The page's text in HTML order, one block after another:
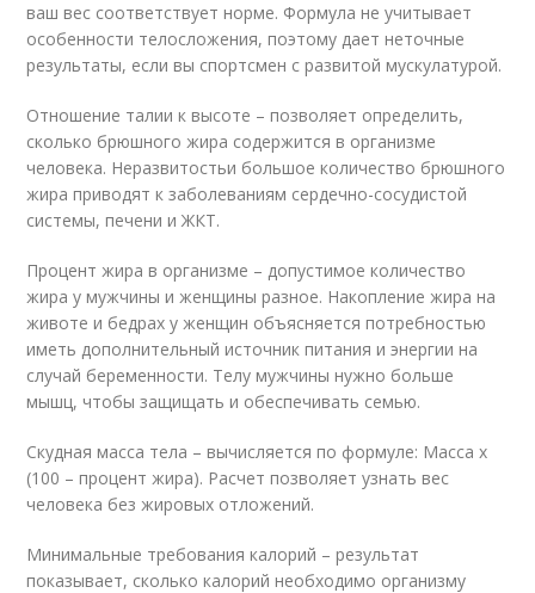
ваш вес соответствует норме. Формула не учитывает
особенности телосложения, поэтому дает неточные
результаты, если вы спортсмен с развитой мускулатурой.
Отношение талии к высоте – позволяет определить,
сколько брюшного жира содержится в организме
человека. Неразвитостьи большое количество брюшного
жира приводят к заболеваниям сердечно-сосудистой
системы, печени и ЖКТ.
Процент жира в организме – допустимое количество
жира у мужчины и женщины разное. Накопление жира на
животе и бедрах у женщин объясняется потребностью
иметь дополнительный источник питания и энергии на
случай беременности. Телу мужчины нужно больше
мышц, чтобы защищать и обеспечивать семью.
Скудная масса тела – вычисляется по формуле: Масса х
(100 – процент жира). Расчет позволяет узнать вес
человека без жировых отложений.
Минимальные требования калорий – результат
показывает, сколько калорий необходимо организму